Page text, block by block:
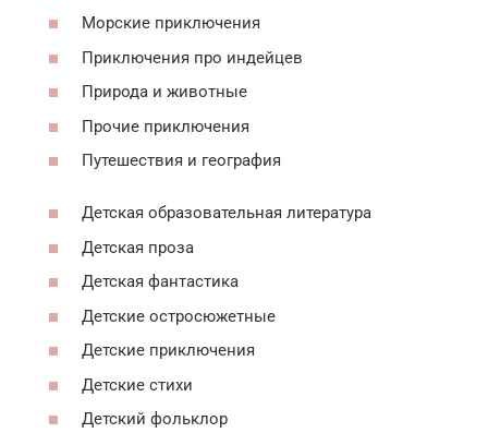
Морские приключения
Приключения про индейцев
Природа и животные
Прочие приключения
Путешествия и география
Детская образовательная литература
Детская проза
Детская фантастика
Детские остросюжетные
Детские приключения
Детские стихи
Детский фольклор